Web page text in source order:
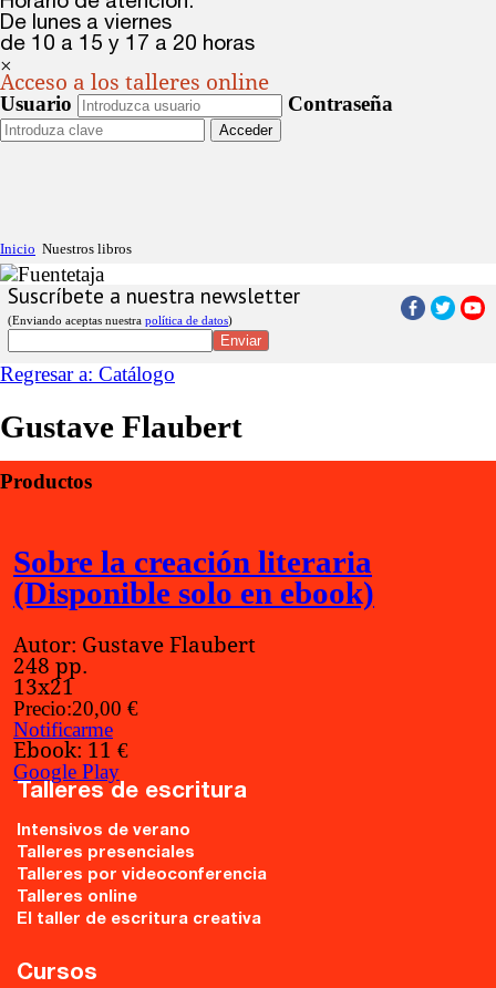
De lunes a viernes
de 10 a 15 y 17 a 20 horas
×
Acceso a los talleres online
Usuario Contraseña
Acceder
Inicio Nuestros libros
Suscríbete a nuestra newsletter
(Enviando aceptas nuestra política de datos)
Regresar a: Catálogo
Gustave Flaubert
Productos
Sobre la creación literaria
(Disponible solo en ebook)
Autor: Gustave Flaubert
248 pp.
13x21
Precio:20,00 €
Notificarme
Ebook: 11 €
Google Play
Talleres de escritura
Intensivos de verano
Talleres presenciales
Talleres por videoconferencia
Talleres online
El taller de escritura creativa
Cursos